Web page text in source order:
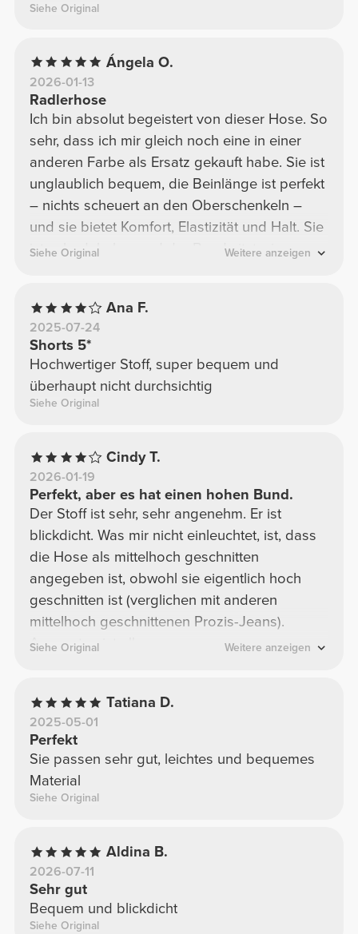
Siehe Original
Ángela O.
2026-01-13
Radlerhose
Ich bin absolut begeistert von dieser Hose. So
sehr, dass ich mir gleich noch eine in einer
anderen Farbe als Ersatz gekauft habe. Sie ist
unglaublich bequem, die Beinlänge ist perfekt
– nichts scheuert an den Oberschenkeln –
und sie bietet Komfort, Elastizität und Halt. Sie
ist sehr dehnbar und der Bund sitzt wie
Siehe Original Weitere anzeigen
Ana F.
2025-07-24
Shorts 5*
Hochwertiger Stoff, super bequem und
überhaupt nicht durchsichtig
Siehe Original
Cindy T.
2026-01-19
Perfekt, aber es hat einen hohen Bund.
Der Stoff ist sehr, sehr angenehm. Er ist
blickdicht. Was mir nicht einleuchtet, ist, dass
die Hose als mittelhoch geschnitten
angegeben ist, obwohl sie eigentlich hoch
geschnitten ist (verglichen mit anderen
mittelhoch geschnittenen Prozis-Jeans).
Ansonsten ist alles super.
Siehe Original Weitere anzeigen
Tatiana D.
2025-05-01
Perfekt
Sie passen sehr gut, leichtes und bequemes
Material
Siehe Original
Aldina B.
2026-07-11
Sehr gut
Bequem und blickdicht
Siehe Original